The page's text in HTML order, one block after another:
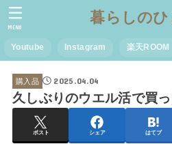
暮らしのひ
Youtube Instagram 楽天ROOM
MENU
購入品 2025.04.04
久しぶりのウエル活で買
ポスト シェア はてブ